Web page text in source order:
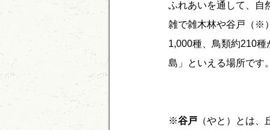
ふれあいを通して、自
雑で雑木林や谷戸（※
1,000種、鳥類約210
島」といえる場所です。
※谷戸 （やと）とは